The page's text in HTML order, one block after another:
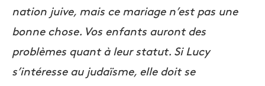
nation juive, mais ce mariage n’est pas une
bonne chose. Vos enfants auront des
problèmes quant à leur statut. Si Lucy
s’intéresse au judaïsme, elle doit se